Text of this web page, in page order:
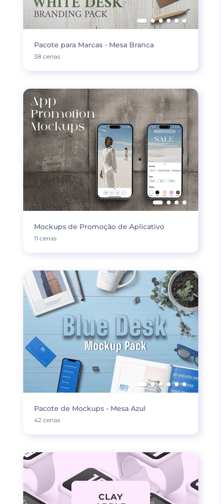
Pacote para Marcas - Mesa Branca
38 cenas
Mockups de Promoção de Aplicativo
11 cenas
Pacote de Mockups - Mesa Azul
42 cenas